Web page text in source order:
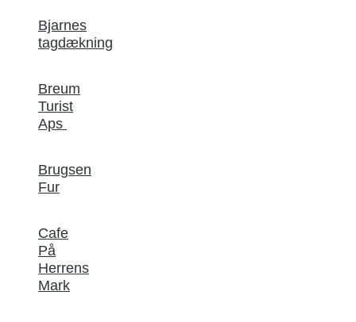
Bjarnes
tagdækning
Breum
Turist
Aps
Brugsen
Fur
Cafe
På
Herrens
Mark